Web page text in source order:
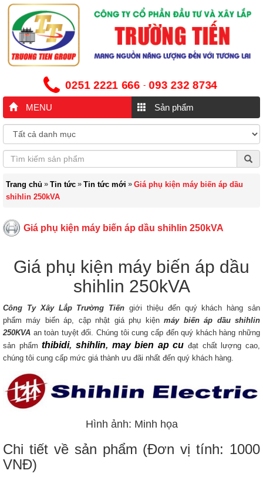
0251 2221 666 - 093 232 8734
MENU Sản phẩm
Trang chủ » Tin tức » Tin tức mới » Giá phụ kiện máy biến áp dầu
shihlin 250kVA
Giá phụ kiện máy biến áp dầu shihlin 250kVA
Giá phụ kiện máy biến áp dầu
shihlin 250kVA
Công Ty Xây Lắp Trường Tiến giới thiệu đến quý khách hàng sản
phẩm máy biến áp, cập nhật giá phụ kiệnmáy biến áp dầu shihlin
250KVA an toàn tuyệt đối. Chúng tôi cung cấp đến quý khách hàng những
sản phẩmthibidi, shihlin, may bien ap cuđạt chất lượng cao,
chúng tôi cung cấp mức giá thành ưu đãi nhất đến quý khách hàng.
Hình ảnh: Minh họa
Chi tiết về sản phẩm (Đơn vị tính: 1000
VNĐ)